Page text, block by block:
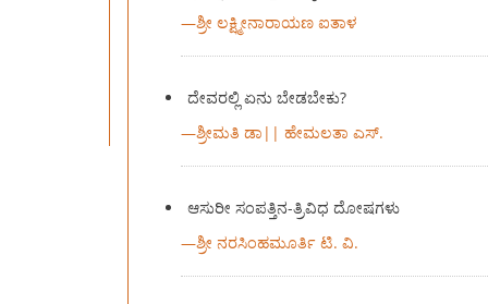
—ಶ್ರೀ ಲಕ್ಷ್ಮೀನಾರಾಯಣ ಐತಾಳ
ದೇವರಲ್ಲಿ ಏನು ಬೇಡಬೇಕು?
—ಶ್ರೀಮತಿ ಡಾ|| ಹೇಮಲತಾ ಎಸ್.
ಆಸುರೀ ಸಂಪತ್ತಿನ-ತ್ರಿವಿಧ ದೋಷಗಳು
—ಶ್ರೀ ನರಸಿಂಹಮೂರ್ತಿ ಟಿ. ವಿ.